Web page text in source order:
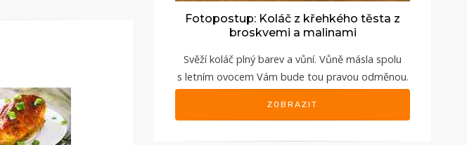
Fotopostup: Koláč z křehkého těsta z
broskvemi a malinami
Svěží koláč plný barev a vůní. Vůně másla spolu
s letním ovocem Vám bude tou pravou odměnou.
ZOBRAZIT